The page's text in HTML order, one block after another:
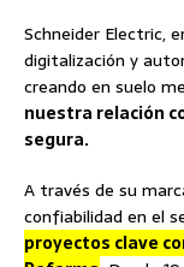
Schneider Electric,
digitalización y
creando en suelo
nuestra relación
segura.
A través de su
confiabilidad en el
proyectos clave